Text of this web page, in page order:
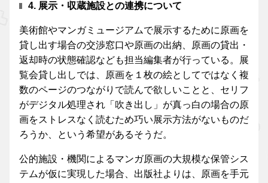
4. 展示・収蔵施設との連携について
美術館やマンガミュージアムで展示するために原画を
貸し出す場合の交渉窓口や原画の出納、原画の貸出・
返却時の状態確認なども担当編集者が行っている。展
覧会貸し出しでは、原画を１枚の絵としてではなく複
数のページのつながりで読んで欲しいことと、セリフ
がデジタル処理され「吹き出し」が真っ白の場合の原
画をストレスなく読むため巧い展示方法がないものだ
ろうか、という希望があるそうだ。
公的施設・機関によるマンガ原画の大規模な保管シス
テムが仮に実現した場合、出版社よりは、原画を手元